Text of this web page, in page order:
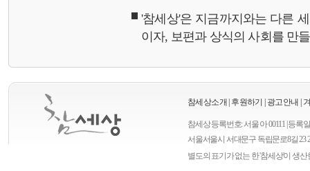
'참세상'은 지금까지와는 다른
이자, 보편과 상식의 사회를 만
참세상소개 후원하기 광고안내
참세상 등록번호: 서울 아 00111 | 등록
서울서울시 서대문구 독립문로8길 23
별도의 표기가 없는 한 '참세상'이 생